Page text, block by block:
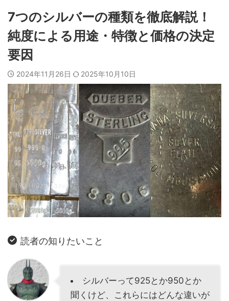
7つのシルバーの種類を徹底解説！
純度による用途・特徴と価格の決定
要因
2024年11月26日 2025年10月10日
読者の知りたいこと
シルバーって925とか950とか
聞くけど、これらにはどんな違いが